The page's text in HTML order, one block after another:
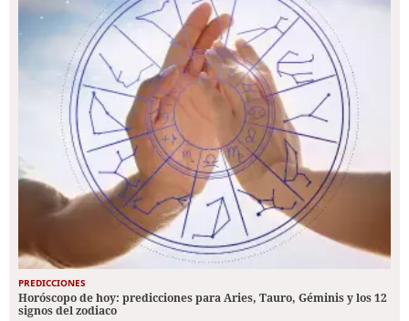
PREDICCIONES
Horóscopo de hoy: predicciones para Aries, Tauro, Géminis y los 12
signos del zodiaco